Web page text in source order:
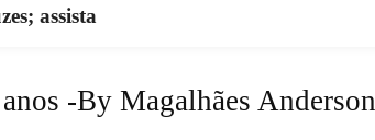
assista
-By Magalhães Anderson